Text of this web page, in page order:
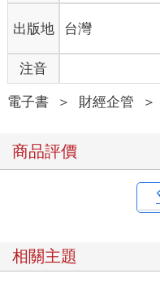
出版地 台灣
注音
電子書 ＞ 財經企管 ＞
商品評價
相關主題